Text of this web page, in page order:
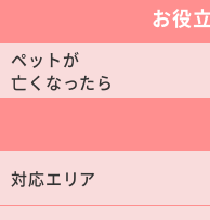
お役
ペットが
亡くなったら
対応エリア